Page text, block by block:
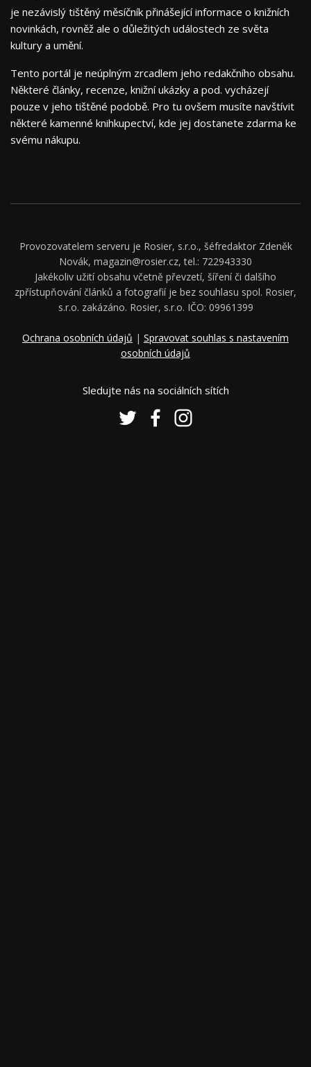
je nezávislý tištěný měsíčník přinášející informace o knižních
novinkách, rovněž ale o důležitých událostech ze světa
kultury a umění.
Tento portál je neúplným zrcadlem jeho redakčního obsahu.
Některé články, recenze, knižní ukázky a pod. vycházejí
pouze v jeho tištěné podobě. Pro tu ovšem musíte navštívit
některé kamenné knihkupectví, kde jej dostanete zdarma ke
svému nákupu.
Provozovatelem serveru je Rosier, s.r.o., šéfredaktor Zdeněk
Novák, magazin@rosier.cz, tel.: 722943330
Jakékoliv užití obsahu včetně převzetí, šíření či dalšího
zpřístupňování článků a fotografií je bez souhlasu spol. Rosier,
s.r.o. zakázáno. Rosier, s.r.o. IČO: 09961399
Ochrana osobních údajů | Spravovat souhlas s nastavením
osobních údajů
Sledujte nás na sociálních sítích